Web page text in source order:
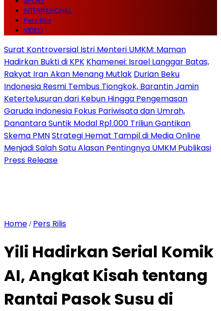
INTERNASIONAL
Pers Rilis
VIDEO
Surat Kontroversial Istri Menteri UMKM: Maman
Hadirkan Bukti di KPK Khamenei: Israel Langgar Batas,
Rakyat Iran Akan Menang Mutlak Durian Beku
Indonesia Resmi Tembus Tiongkok, Barantin Jamin
Ketertelusuran dari Kebun Hingga Pengemasan
Garuda Indonesia Fokus Pariwisata dan Umrah,
Danantara Suntik Modal Rp1.000 Triliun Gantikan
Skema PMNStrategi Hemat Tampil di Media Online
Menjadi Salah Satu Alasan Pentingnya UMKM Publikasi
Press Release
Home / Pers Rilis
Yili Hadirkan Serial Komik
AI, Angkat Kisah tentang
Rantai Pasok Susu di